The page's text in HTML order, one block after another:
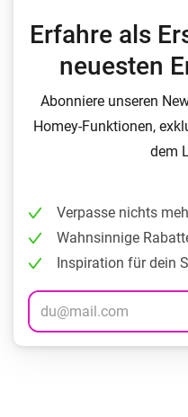
Erfahre als
neuesten
Abonniere unseren
Homey-Funktionen,
dem
Verpasse nichts
Wahnsinnige
Inspiration für dein